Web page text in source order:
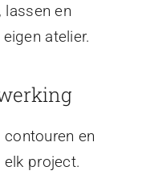
lassen en
atelier.
en
project.